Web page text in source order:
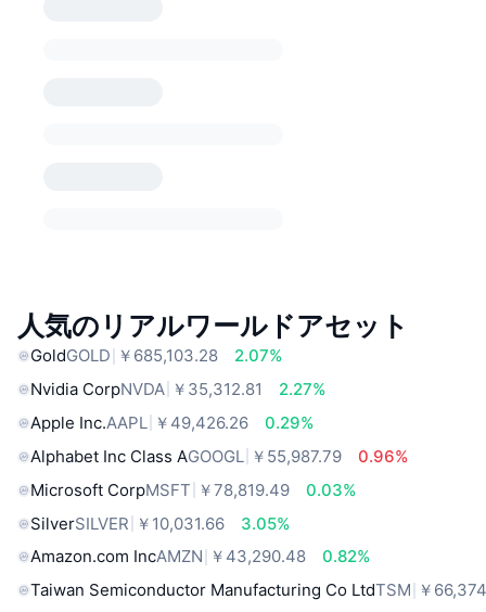
人気のリアルワールドアセット
GoldGOLD ￥685,103.28
2.07%
Nvidia CorpNVDA ￥35,312.81
2.27%
Apple Inc.AAPL ￥49,426.26
0.29%
Alphabet Inc Class AGOOGL ￥55,987.79
0.96%
Microsoft CorpMSFT ￥78,819.49
0.03%
SilverSILVER ￥10,031.66
3.05%
Amazon.com IncAMZN ￥43,290.48
0.82%
Taiwan Semiconductor Manufacturing Co LtdTSM ￥